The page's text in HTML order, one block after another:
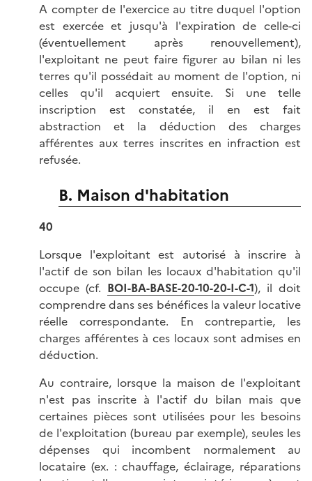
A compter de l'exercice au titre duquel l'option
est exercée et jusqu'à l'expiration de celle-ci
(éventuellement après renouvellement),
l'exploitant ne peut faire figurer au bilan ni les
terres qu'il possédait au moment de l'option, ni
celles qu'il acquiert ensuite. Si une telle
inscription est constatée, il en est fait
abstraction et la déduction des charges
afférentes aux terres inscrites en infraction est
refusée.
B. Maison d'habitation
40
Lorsque l'exploitant est autorisé à inscrire à
l'actif de son bilan les locaux d'habitation qu'il
occupe (cf. BOI-BA-BASE-20-10-20-I-C-1), il doit
comprendre dans ses bénéfices la valeur locative
réelle correspondante. En contrepartie, les
charges afférentes à ces locaux sont admises en
déduction.
Au contraire, lorsque la maison de l'exploitant
n'est pas inscrite à l'actif du bilan mais que
certaines pièces sont utilisées pour les besoins
de l'exploitation (bureau par exemple), seules les
dépenses qui incombent normalement au
locataire (ex. : chauffage, éclairage, réparations